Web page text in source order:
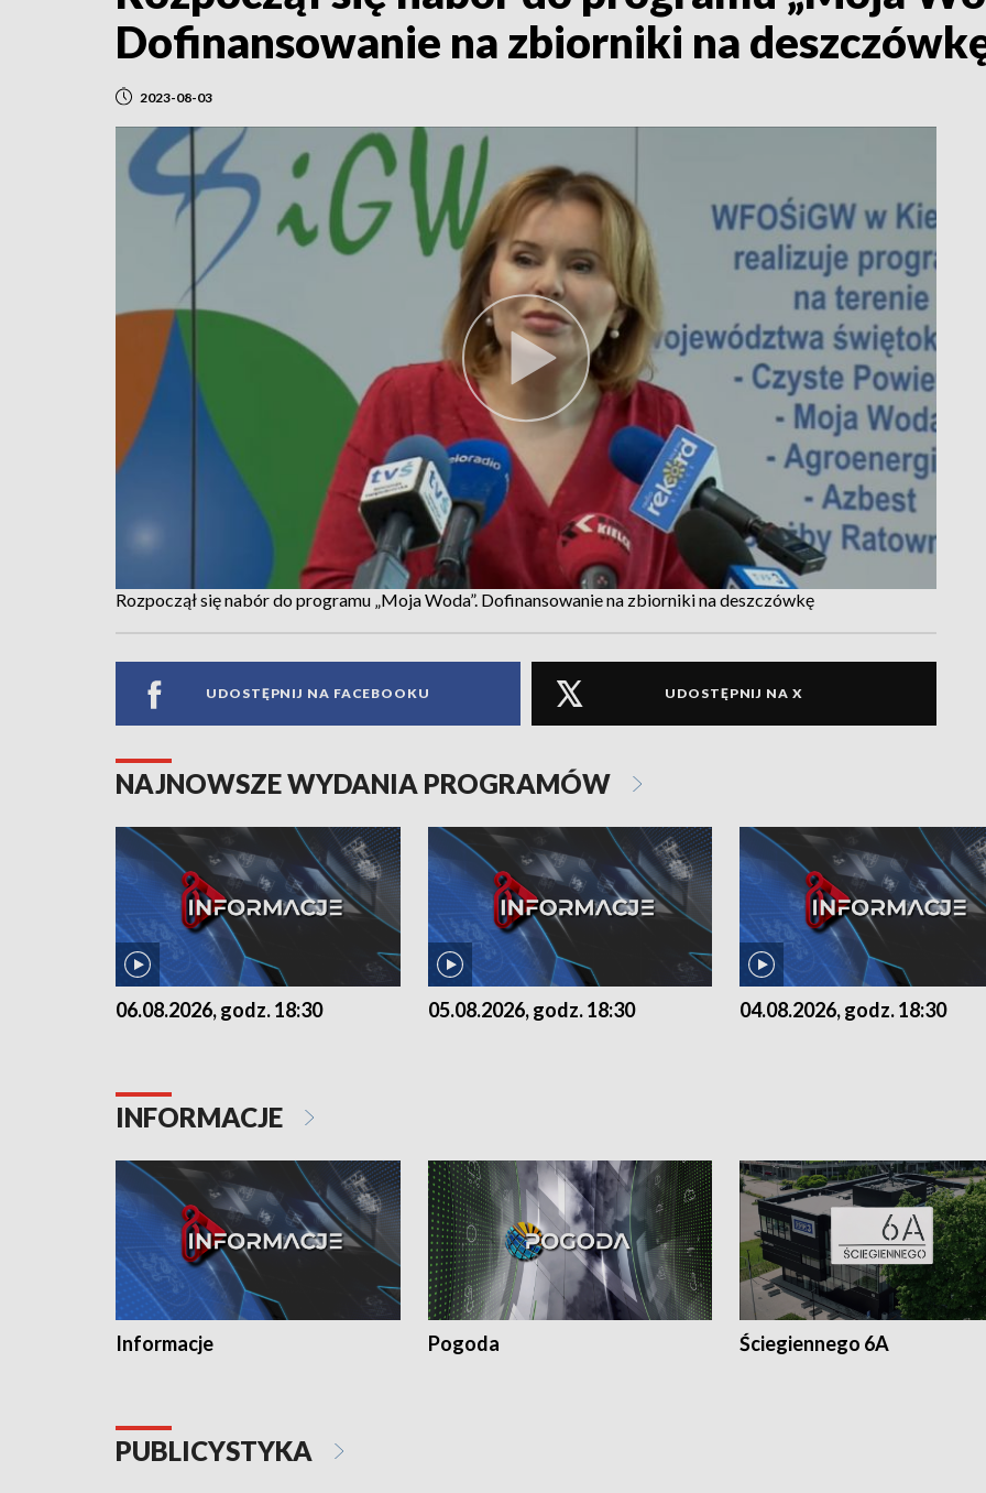
Dofinansowanie na zbiorniki na
2023-08-03
Rozpoczął się nabór do programu „Moja Woda”. Dofinansowanie na zbiorniki na deszczówkę
UDOSTĘPNIJ NA FACEBOOKU UDOSTĘPNIJ NA X
NAJNOWSZE WYDANIA PROGRAMÓW
06.08.2026, godz. 18:30 05.08.2026, godz. 18:30 04.08.2026, godz. 18:30
INFORMACJE
Informacje Pogoda Ściegiennego 6A
PUBLICYSTYKA